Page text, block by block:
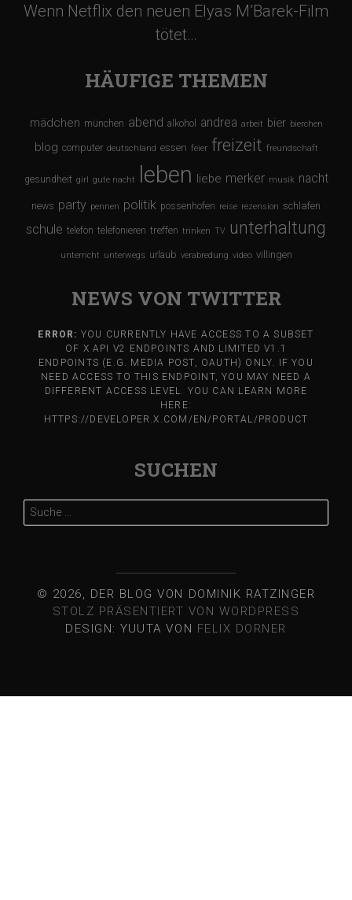
Wenn Netflix den neuen Elyas M’Barek-Film
tötet…
HÄUFIGE THEMEN
mädchen münchen abend alkohol andrea arbeit bier bierchen
blog computer deutschland essen feier freizeit freundschaft
gesundheit girl gute nacht leben liebe merker musik nacht
news party pennen politik possenhofen reise rezension schlafen
schule telefon telefonieren treffen trinken TV unterhaltung
unterricht unterwegs urlaub verabredung video villingen
NEWS VON TWITTER
ERROR: YOU CURRENTLY HAVE ACCESS TO A SUBSET
OF X API V2 ENDPOINTS AND LIMITED V1.1
ENDPOINTS (E.G. MEDIA POST, OAUTH) ONLY. IF YOU
NEED ACCESS TO THIS ENDPOINT, YOU MAY NEED A
DIFFERENT ACCESS LEVEL. YOU CAN LEARN MORE
HERE:
HTTPS://DEVELOPER.X.COM/EN/PORTAL/PRODUCT
SUCHEN
nach:
© 2026, DER BLOG VON DOMINIK RATZINGER
STOLZ PRÄSENTIERT VON WORDPRESS
DESIGN: YUUTA VON FELIX DORNER